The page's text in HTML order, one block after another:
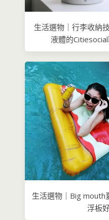
生活選物｜行李收納
液體的
生活選物｜Big mouth
浮板